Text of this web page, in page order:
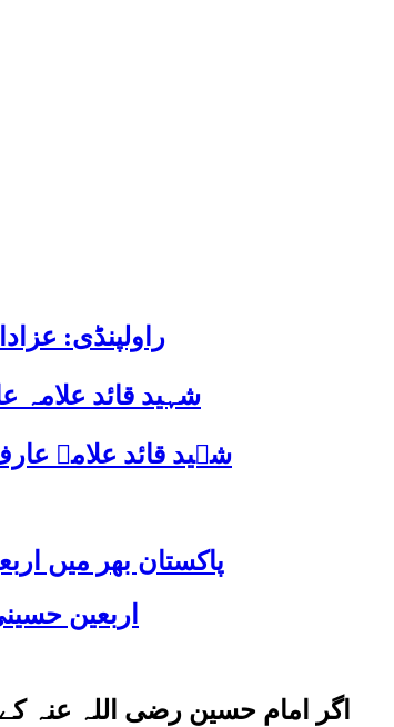
راولپنڈی:
شہید قائد علامہ
شہید قائد علامہ عارف حسین الحسینیؒ کی 38ویں برسی پر
پاکستان بھر میں اربعین حسینی 2026 عقیدت، اتحاد اور جوش و جذبے کے ساتھ
اربعین حسینی 2026: عزاداری فکر حسینی کی ترویج کا ذریعہ ہے، قائد ملت جعفریہ آیت اللہ سید
اگر امام حسین رضی اللہ عنہ